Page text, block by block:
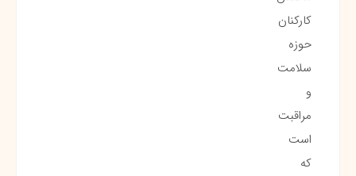
کارکنان
حوزه
سلامت
و
مراقبت
است
که